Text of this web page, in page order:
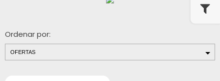
Ordenar por: